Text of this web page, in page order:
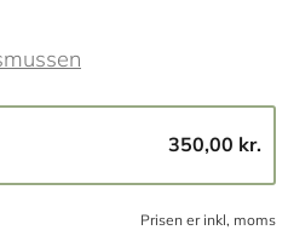
350,00 kr.
Prisen er inkl, moms